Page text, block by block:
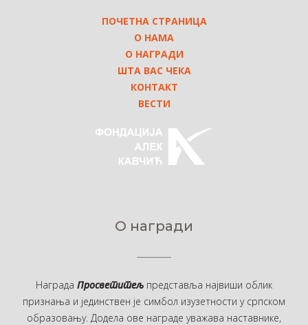
ПОЧЕТНА СТРАНИЦА
О НАМА
О НАГРАДИ
ШТА ВАС ЧЕКА
КОНТАКТ
ВЕСТИ
О награди
Награда Просветитељ представља највиши облик
признања и јединствен је симбол изузетности у српском
образовању. Додела ове награде уважава наставнике,